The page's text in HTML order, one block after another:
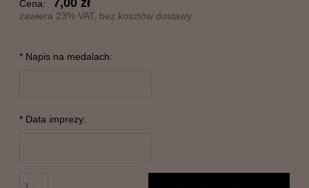
Cena: 7,00 zł
zawiera 23% VAT, bez kosztów dostawy
* Napis na medalach:
* Data imprezy: